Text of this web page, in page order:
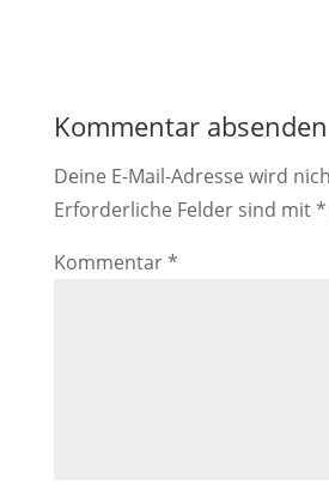
Kommentar absenden
Deine E-Mail-Adresse wird
Erforderliche Felder sind mit*
Kommentar*